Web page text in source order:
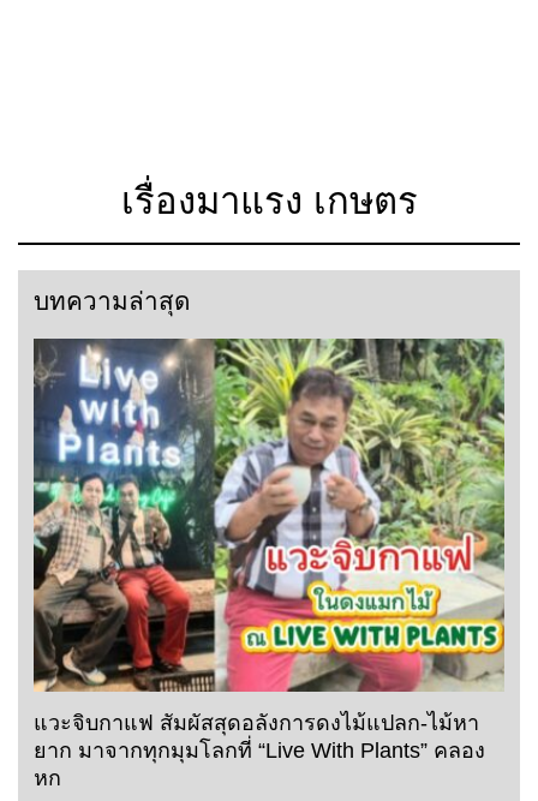
เรื่องมาแรง เกษตร
บทความล่าสุด
แวะจิบกาแฟ สัมผัสสุดอลังการดงไม้แปลก-ไม้หา
ยาก มาจากทุกมุมโลกที่ “Live With Plants” คลอง
หก